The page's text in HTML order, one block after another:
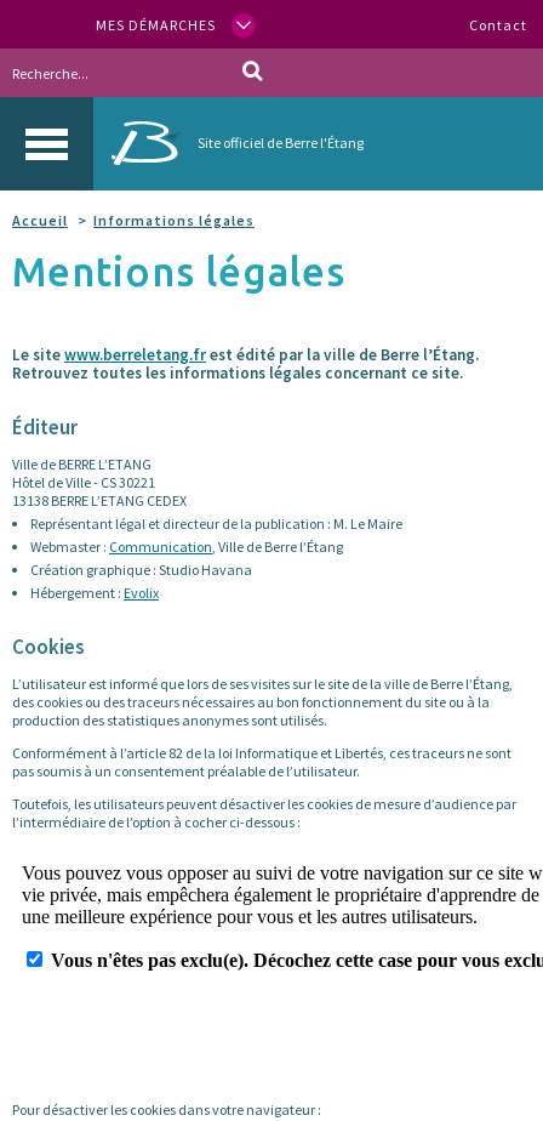
MES DÉMARCHES Contact
Site officiel de Berre l'Étang
Accueil Informations légales
Mentions légales
Le sitewww.berreletang.frest édité par la ville de Berre l’Étang.
Retrouvez toutes les informations légales concernant ce site.
Éditeur
Ville de BERRE L’ETANG
Hôtel de Ville - CS 30221
13138 BERRE L’ETANG CEDEX
Représentant légal et directeur de la publication : M. Le Maire
Webmaster : Communication , Ville de Berre l’Étang
Création graphique : Studio Havana
Hébergement : Evolix
Cookies
L’utilisateur est informé que lors de ses visites sur le site de la ville de Berre l’Étang,
des cookies ou des traceurs nécessaires au bon fonctionnement du site ou à la
production des statistiques anonymes sont utilisés.
Conformément à l’article 82 de la loi Informatique et Libertés, ces traceurs ne sont
pas soumis à un consentement préalable de l’utilisateur.
Toutefois, les utilisateurs peuvent désactiver les cookies de mesure d’audience par
l’intermédiaire de l’option à cocher ci-dessous :
Pour désactiver les cookies dans votre navigateur :